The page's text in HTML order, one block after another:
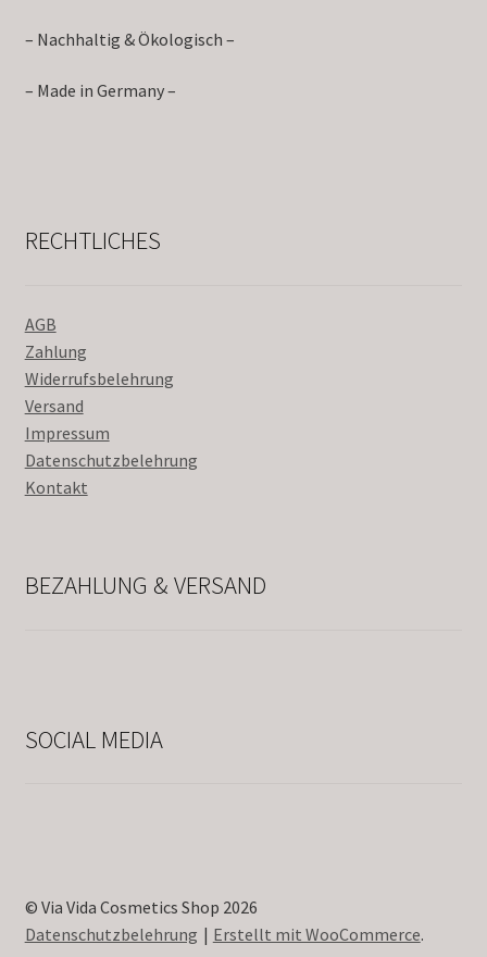
– Nachhaltig & Ökologisch –
– Made in Germany –
RECHTLICHES
AGB
Zahlung
Widerrufsbelehrung
Versand
Impressum
Datenschutzbelehrung
Kontakt
BEZAHLUNG & VERSAND
SOCIAL MEDIA
© Via Vida Cosmetics Shop 2026
Datenschutzbelehrung
Erstellt mit WooCommerce.